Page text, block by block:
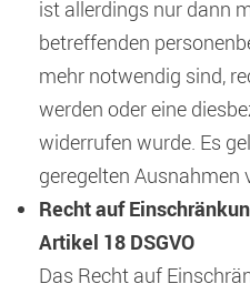
ist allerdings nur dann
betreffenden
mehr notwendig sind,
werden oder eine
widerrufen wurde. Es
geregelten Ausnahmen
Recht auf
Artikel 18 DSGVO
Das Recht auf